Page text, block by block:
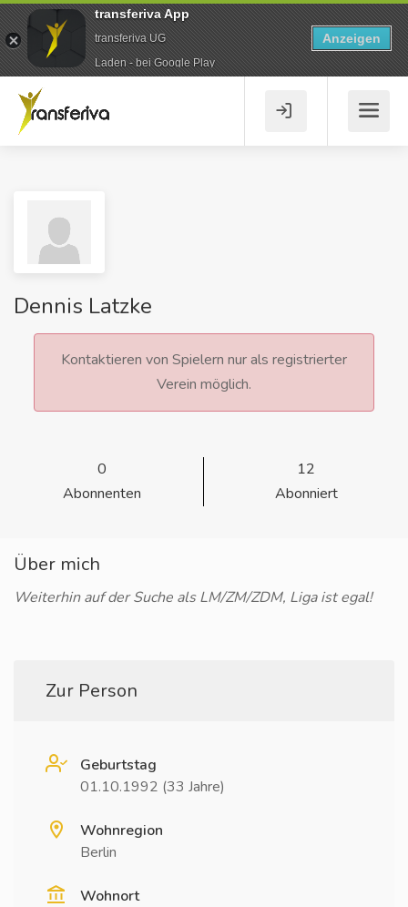
Dennis Latzke
Kontaktieren von Spielern nur als registrierter
Verein möglich.
0
Abonnenten
12
Abonniert
Über mich
Weiterhin auf der Suche als LM/ZM/ZDM, Liga ist egal!
Zur Person
Geburtstag
01.10.1992 (33 Jahre)
Wohnregion
Berlin
Wohnort
transferiva App
transferiva UG
Laden - bei Google Play
Anzeigen